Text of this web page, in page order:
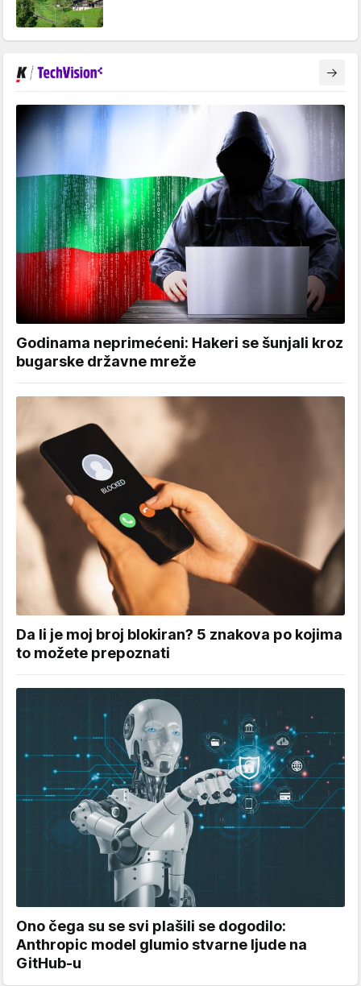
Godinama neprimećeni: Hakeri se šunjali kroz
bugarske državne mreže
Da li je moj broj blokiran? 5 znakova po kojima
to možete prepoznati
Ono čega su se svi plašili se dogodilo:
Anthropic model glumio stvarne ljude na
GitHub-u